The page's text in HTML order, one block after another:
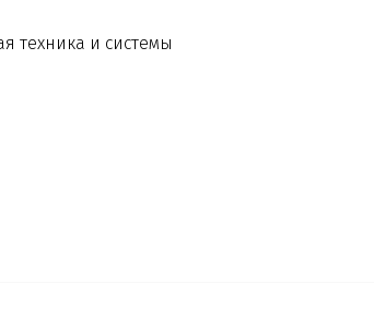
техника и системы